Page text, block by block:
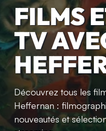
FILMS
TV
Découvrez tous les
Heffernan :
nouveautés et